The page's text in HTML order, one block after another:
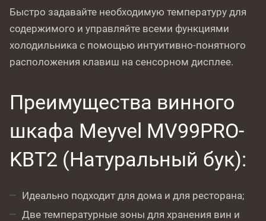
Быстро задавайте необходимую температуру для
содержимого и управляйте всеми функциями
холодильника с помощью интуитивно-понятного
расположения клавиш на сенсорном дисплее.
Преимущества винного
шкафа Meyvel MV99PRO-
KBT2 (Натуральный бук):
Идеально подходит для дома и для ресторана;
Две температурные зоны для хранения вин и